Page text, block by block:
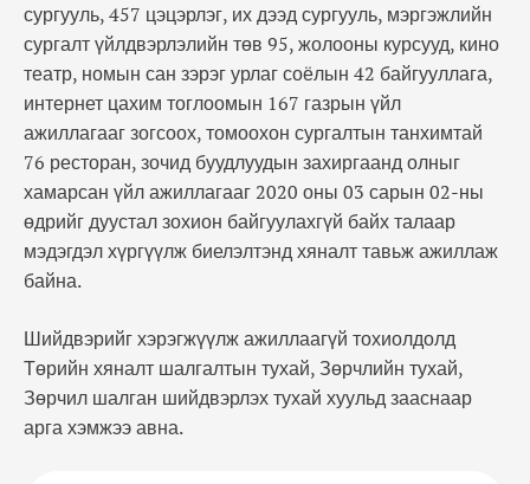
сургууль, 457 цэцэрлэг, их дээд сургууль, мэргэжлийн
сургалт үйлдвэрлэлийн төв 95, жолооны курсууд, кино
театр, номын сан зэрэг урлаг соёлын 42 байгууллага,
интернет цахим тоглоомын 167 газрын үйл
ажиллагааг зогсоох, томоохон сургалтын танхимтай
76 ресторан, зочид буудлуудын захиргаанд олныг
хамарсан үйл ажиллагааг 2020 оны 03 сарын 02-ны
өдрийг дуустал зохион байгуулахгүй байх талаар
мэдэгдэл хүргүүлж биелэлтэнд хяналт тавьж ажиллаж
байна.
Шийдвэрийг хэрэгжүүлж ажиллаагүй тохиолдолд
Төрийн хяналт шалгалтын тухай, Зөрчлийн тухай,
Зөрчил шалган шийдвэрлэх тухай хуульд зааснаар
арга хэмжээ авна.